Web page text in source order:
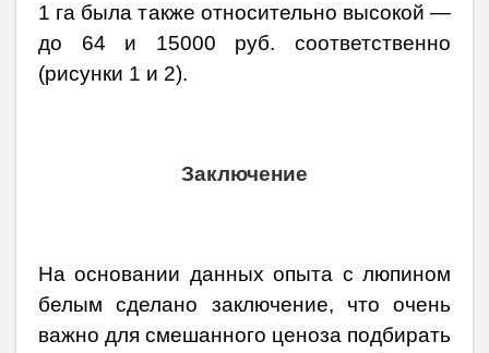
1 га была также относительно высокой —
до 64 и 15000 руб. соответственно
(рисунки 1 и 2).
Заключение
На основании данных опыта с люпином
белым сделано заключение, что очень
важно для смешанного ценоза подбирать